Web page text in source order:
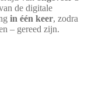
de digitale
in één keer, zodra
– gereed zijn.